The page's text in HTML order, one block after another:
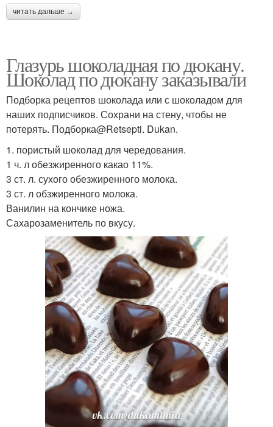
читать дальше →
Глазурь шоколадная по дюкану.
Шоколад по дюкану заказывали
Подборка рецептов шоколада или с шоколадом для
наших подписчиков. Сохрани на стену, чтобы не
потерять. Подборка@Retsepti. Dukan.
1. пористый шоколад для чередования.
1 ч. л обезжиренного какао 11%.
3 ст. л. сухого обезжиренного молока.
3 ст. л обзжиренного молока.
Ванилин на кончике ножа.
Сахарозаменитель по вкусу.